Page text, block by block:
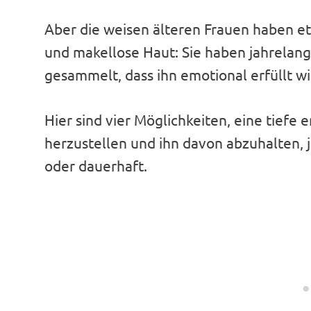
Aber die weisen älteren Frauen haben
und makellose Haut: Sie haben
gesammelt, dass ihn emotional erfüllt
Hier sind vier Möglichkeiten, eine tiefe
herzustellen und ihn davon
oder dauerhaft.